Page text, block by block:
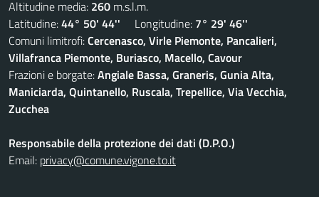
Altitudine media: 260 m.s.l.m.
Latitudine:44° 50' 44'' Longitudine: 7° 29' 46''
Comuni limitrofi:Cercenasco, Virle Piemonte, Pancalieri,
Villafranca Piemonte, Buriasco, Macello, Cavour
Frazioni e borgate:Angiale Bassa, Graneris, Gunia Alta,
Maniciarda, Quintanello, Ruscala, Trepellice, Via Vecchia,
Zucchea
Responsabile della protezione dei dati (D.P.O.)
Email: privacy@comune.vigone.to.it